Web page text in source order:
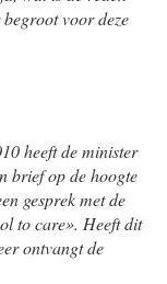
voor deze
heeft de minister
brief op de hoogte
gesprek met de
to care». Heeft dit
ontvangt de